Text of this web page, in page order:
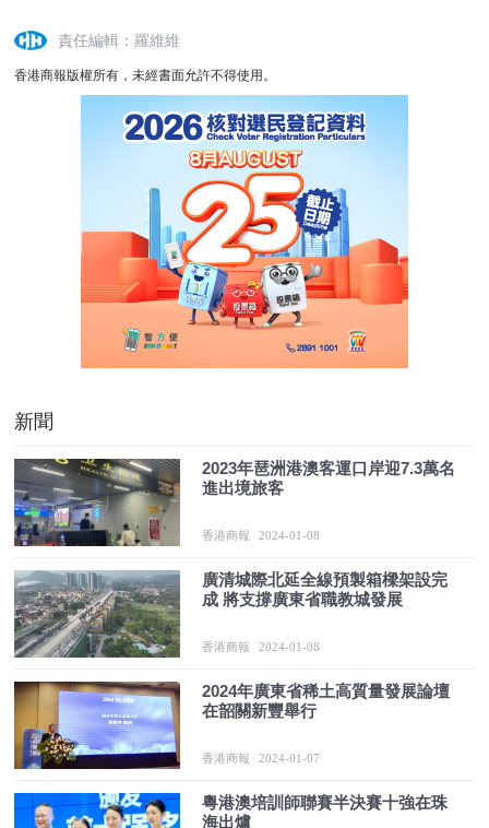
責任編輯：羅維維
香港商報版權所有，未經書面允許不得使用。
新聞
2023年琶洲港澳客運口岸迎7.3萬名
進出境旅客
香港商報 2024-01-08
廣清城際北延全線預製箱樑架設完
成 將支撐廣東省職教城發展
香港商報 2024-01-08
2024年廣東省稀土高質量發展論壇
在韶關新豐舉行
香港商報 2024-01-07
粵港澳培訓師聯賽半決賽十強在珠
海出爐